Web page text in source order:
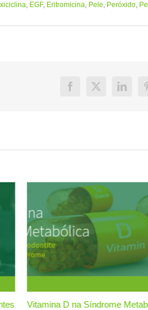
, EGF, Eritromicina, Pele, Peróxido,
Facebook
X
Vitamina D na Síndrome